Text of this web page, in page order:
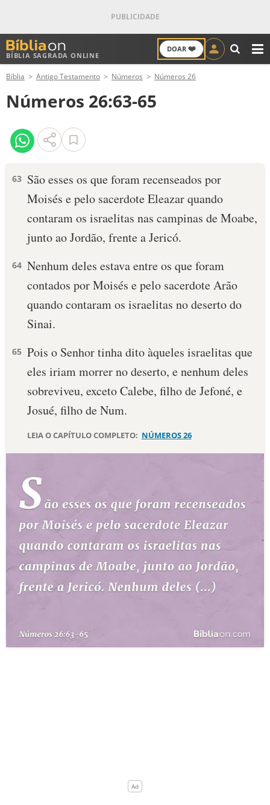
BÍBLIA SAGRADA ONLINE
DOAR ❤️
ANTIGO TESTAMENTO
NOVO TESTAMENTO
VERSÍCULOS
PALAVRA DO DIA
SALMO DO DIA
DEVOCIONAL DIÁRIO
10 MANDAMENTOS
ESTUDOS BÍBLICOS
ESBOÇOS DE PREGAÇÃO
TEMAS
PERGUNTE À BÍBLIA IA
QUEM SOMOS
LOJA BÍBLIAON
Bíblia Antigo Testamento Números Números 26
Números 26:63-65
63 São esses os que foram recenseados por
Moisés e pelo sacerdote Eleazar quando
contaram os israelitas nas campinas de Moabe,
junto ao Jordão, frente a Jericó.
64 Nenhum deles estava entre os que foram
contados por Moisés e pelo sacerdote Arão
quando contaram os israelitas no deserto do
Sinai.
65 Pois o Senhor tinha dito àqueles israelitas que
eles iriam morrer no deserto, e nenhum deles
sobreviveu, exceto Calebe, filho de Jefoné, e
Josué, filho de Num.
LEIA O CAPÍTULO COMPLETO: NÚMEROS 26